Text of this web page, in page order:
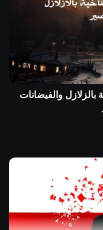
بالزلازل والفيضانات